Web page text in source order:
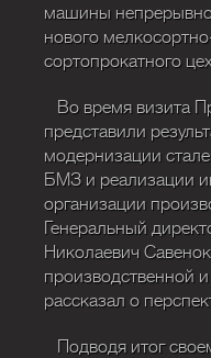
машины
нового
сортопрокатного
Во время визита
представили
модернизации
БМЗ и реализации
организации
Генеральный
Николаевич
производственной
рассказал о
Подводя итог